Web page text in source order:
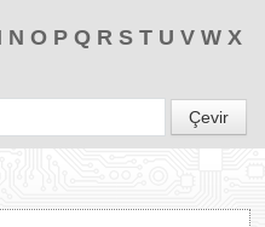
TƏDBİRLƏR
PROQRAMLAR
N O P Q R S T U V W X
Çevir